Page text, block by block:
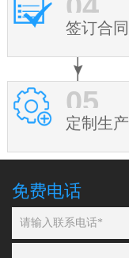
04
签订合同
05
定制生产
免费电话